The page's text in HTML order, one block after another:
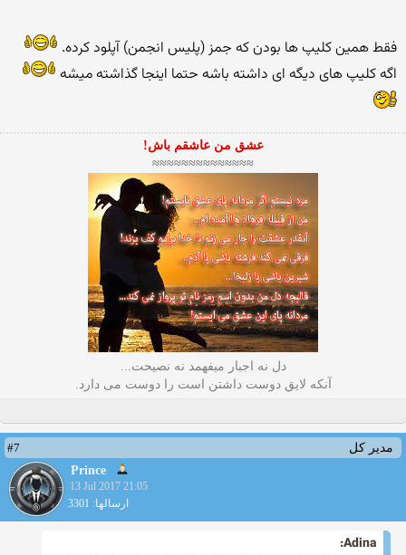
فقط همین کلیپ ها بودن که جمز (پلیس انجمن)‌ آپلود کرده.
اگه کلیپ های دیگه ای داشته باشه حتما اینجا گذاشته میشه
عشق من عاشقم باش!
≈≈≈≈≈≈≈≈≈≈≈≈≈≈
دل نه اجبار میفهمد نه نصیحت...
آنکه لایق دوست داشتن است را دوست می دارد.
مدیر کل
#7
Prince
13 Jul 2017 21:05
ارسالها: 3301
Adina: